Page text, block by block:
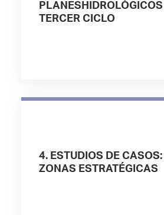
TERCER CICLO
4. ESTUDIOS DE
ZONAS ESTRATÉGICAS